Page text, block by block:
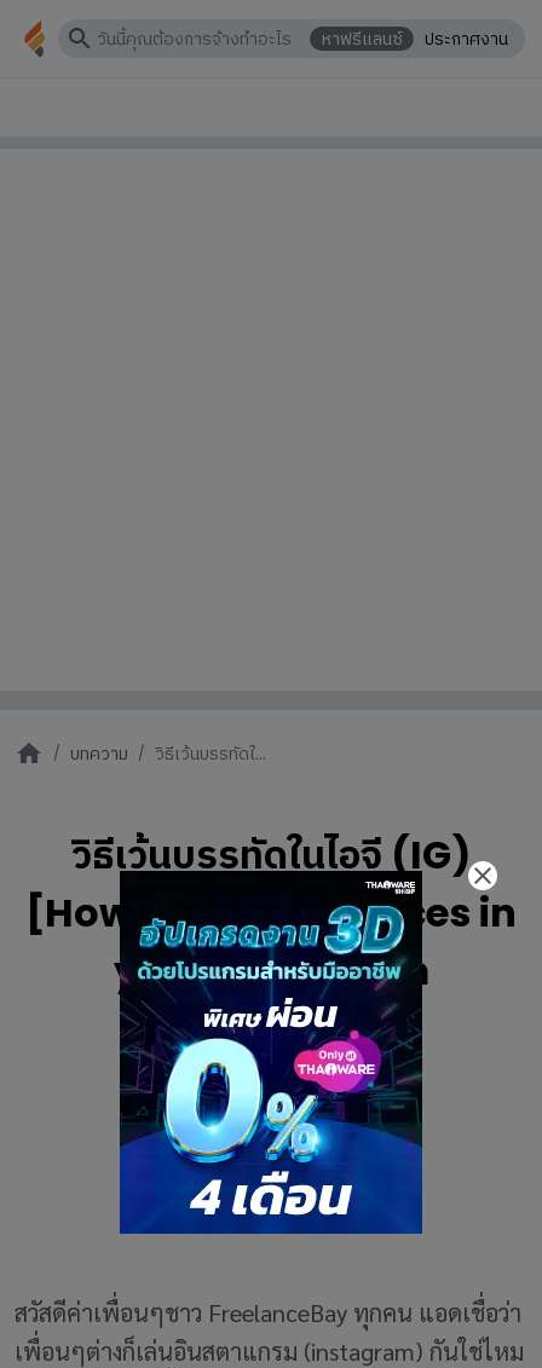
หาฟรีแลนซ์ ประกาศงาน
บทความ วิธีเว้นบรรทัดใ...
วิธีเว้นบรรทัดในไอจี (IG)
[How to create spaces in
your Instagram
captions]
6 กันยายน 2562
สวัสดีค่าเพื่อนๆชาว FreelanceBay ทุกคน แอดเชื่อว่า
เพื่อนๆต่างก็เล่นอินสตาแกรม (instagram) กันใช่ไหม